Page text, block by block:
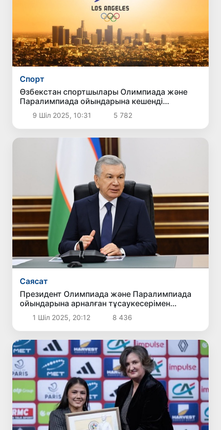
Спорт
Өзбекстан спортшылары Олимпиада және
Паралимпиада ойындарына кешенді
дайындалады
9 Шіл 2025, 10:31 5 782
Саясат
Президент Олимпиада және Паралимпиада
ойындарына арналған тұсаукесерімен
танысты
1 Шіл 2025, 20:12 8 436